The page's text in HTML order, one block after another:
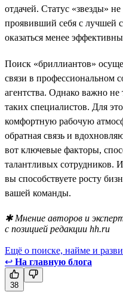
отдачей. Статус «звезды»
проявивший себя с лучшей
оказаться менее
Поиск «бриллиантов»
связи в профессиональном
агентства. Однако важно не
таких специалистов. Для
комфортную рабочую
обратная связь и
вот ключевые факторы,
талантливых сотрудников.
вы способствуете росту
вашей команды.
✱ Мнение авторов и
с позицией редакции hh.ru
Ещё о поиске, найме и
↩ На главную блога
38